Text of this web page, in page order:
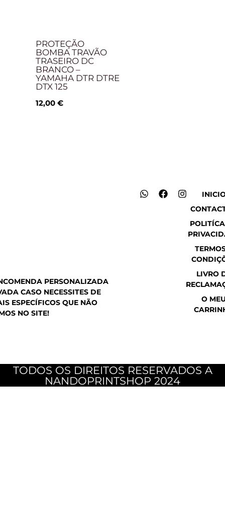
PROTEÇÃO
BOMBA TRAVÃO
TRASEIRO DC
BRANCO –
YAMAHA DTR DTRE
DTX 125
12,00 €
PERSONALIZADA
CASO NECESSITES DE
ESPECÍFICOS QUE NÃO
NO SITE!
LIVRO
O
W
F
I
TODOS OS DIREITOS RESERVADOS A
NANDOPRINTSHOP 2024